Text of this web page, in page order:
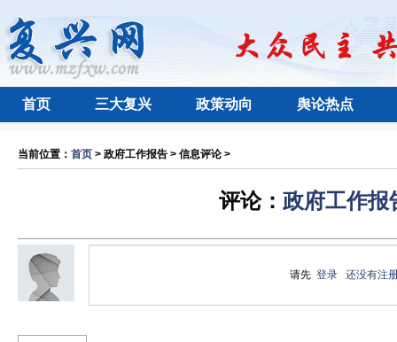
首页 三大复兴 政策动向 舆论热点
当前位置： 首页 > 政府工作报告 > 信息评论 >
评论： 政府工作报
请先登录 还没有注